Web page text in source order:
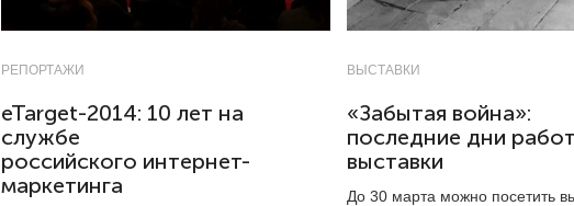
РЕПОРТАЖИ
eTarget-2014: 10 лет на
службе
российского интернет-
маркетинга
ВЫСТАВКИ
«Забытая война»:
последние дни
выставки
До 30 марта можно посетить